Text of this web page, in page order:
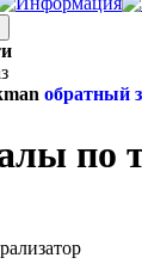
обратный
по